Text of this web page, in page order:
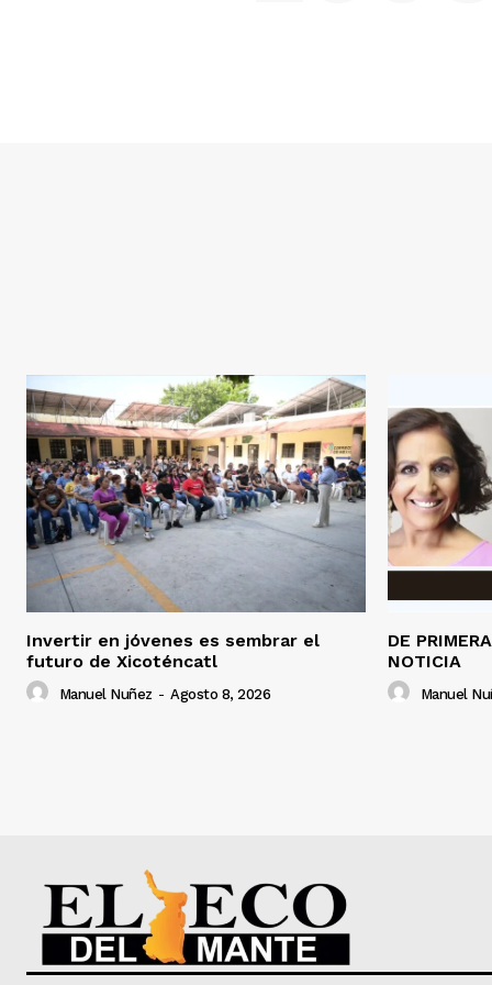
Invertir en jóvenes es sembrar el
futuro de Xicoténcatl
Manuel Nuñez - Agosto 8, 2026
DE
NOTICIA
Manuel